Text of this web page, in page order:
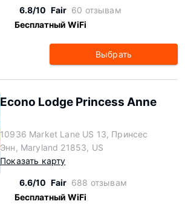
6.8/10 Fair 60 отзывам
Бесплатный WiFi
Выбрать
Econo Lodge Princess Anne
10936 Market Lane US 13, Принсес
Энн, Maryland 21853, US
Показать карту
6.6/10 Fair 688 отзывам
Бесплатный WiFi